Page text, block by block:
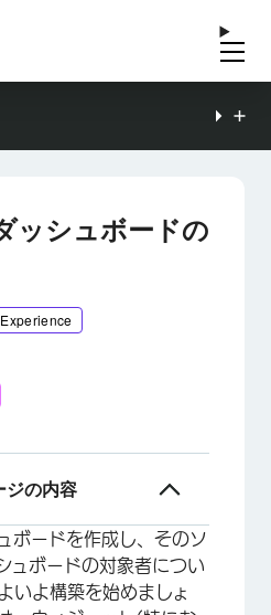
ッシュボードの
ジの内容
ーションと編集の基本
定
ボードを作成し、そのソ
ュボードの対象者につい
いよ構築を始めましょ